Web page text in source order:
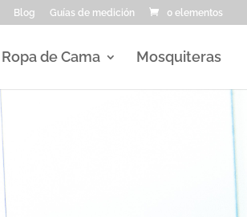
Blog Guías de medición 0 elementos
Ropa de Cama Mosquiteras